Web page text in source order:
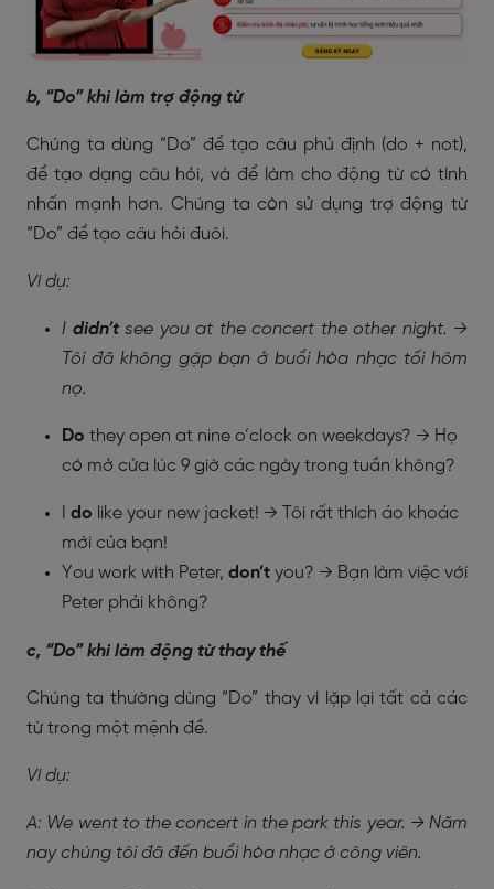
b, “Do” khi làm trợ động từ
Chúng ta dùng “Do” để tạo câu phủ định (do + not),
để tạo dạng câu hỏi, và để làm cho động từ có tính
nhấn mạnh hơn. Chúng ta còn sử dụng trợ động từ
“Do” để tạo câu hỏi đuôi.
Ví dụ:
I didn’tsee you at the concert the other night. →
Tôi đã không gặp bạn ở buổi hòa nhạc tối hôm
nọ.
Do they open at nine o’clock on weekdays? → Họ
có mở cửa lúc 9 giờ các ngày trong tuần không?
do like your new jacket! → Tôi rất thích áo khoác
mới của bạn!
You work with Peter, don’t you? → Bạn làm việc với
Peter phải không?
c, “Do” khi làm động từ thay thế
Chúng ta thường dùng “Do” thay vì lặp lại tất cả các
từ trong một mệnh đề.
Ví dụ:
A: We went to the concert in the park this year. → Năm
nay chúng tôi đã đến buổi hòa nhạc ở công viên.